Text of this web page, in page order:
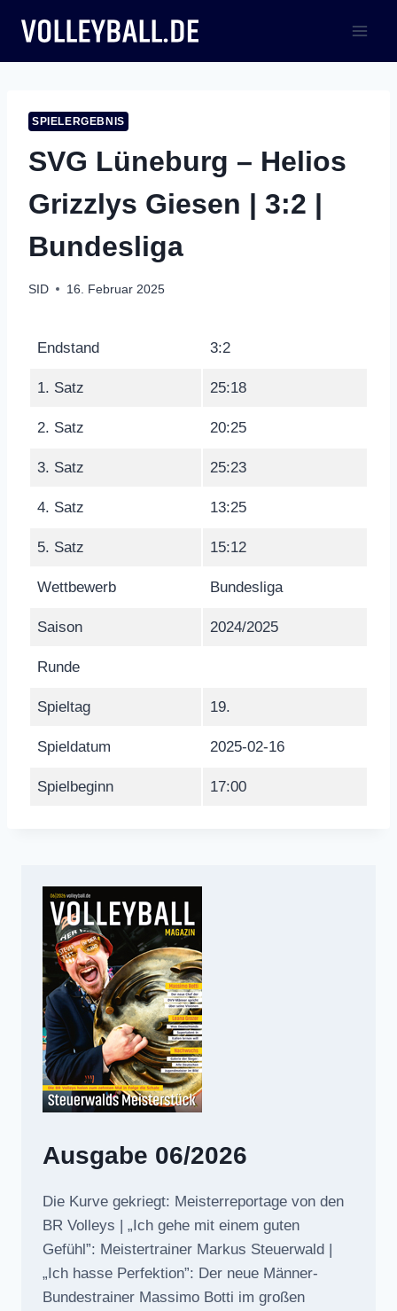
Inhalt
springen
SPIELERGEBNIS
SVG Lüneburg – Helios
Grizzlys Giesen | 3:2 |
Bundesliga
SID 16. Februar 2025
Endstand 3:2
1. Satz 25:18
2. Satz 20:25
3. Satz 25:23
4. Satz 13:25
5. Satz 15:12
Wettbewerb Bundesliga
Saison 2024/2025
Runde
Spieltag 19.
Spieldatum 2025-02-16
Spielbeginn 17:00
Ausgabe 06/2026
Die Kurve gekriegt: Meisterreportage von den
BR Volleys | „Ich gehe mit einem guten
Gefühl”: Meistertrainer Markus Steuerwald |
„Ich hasse Perfektion”: Der neue Männer-
Bundestrainer Massimo Botti im großen